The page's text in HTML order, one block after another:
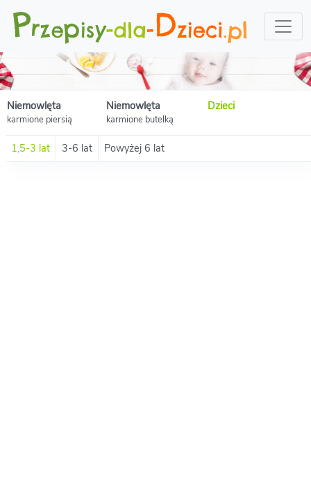
Niemowlęta
karmione piersią
Niemowlęta
karmione butelką
Dzieci
1,5-3 lat 3-6 lat Powyżej 6 lat